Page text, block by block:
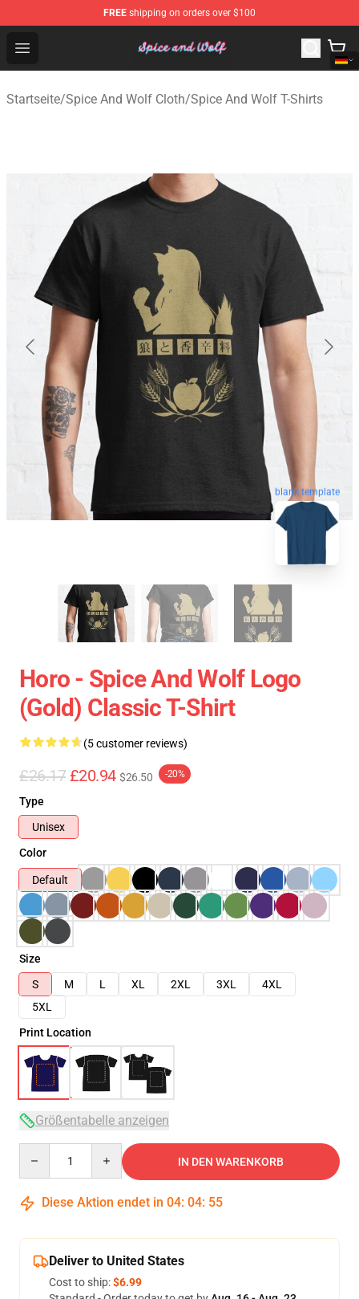
FREE shipping on orders over $100
Open menu
Spice And Wolf Store - Official Spice And Wolf
Startseite/Spice And Wolf Cloth/Spice And Wolf T-Shirts
blank template
Horo - Spice And Wolf Logo
(Gold) Classic T-Shirt
(5 customer reviews)
£26.17 £20.94 $26.50 -20%
Type
Unisex
Color
Default
Size
S
M L XL 2XL 3XL
4XL
5XL
Print Location
Größentabelle anzeigen
IN DEN WARENKORB
Diese Aktion endet in 04: 04: 54
Deliver to United States
Cost to ship:$6.99